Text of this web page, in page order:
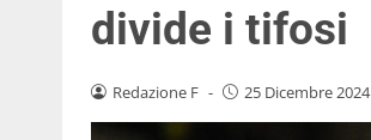
divide i tifosi
Redazione F - 25 Dicembre 2024